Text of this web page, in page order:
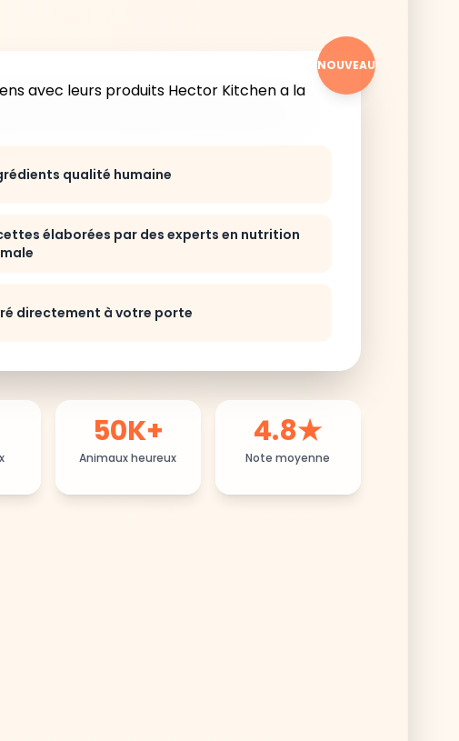
NOUVEAU
qualité humaine
élaborées par des experts en nutrition
directement à votre porte
50K+
Animaux heureux
4.8★
Note moyenne